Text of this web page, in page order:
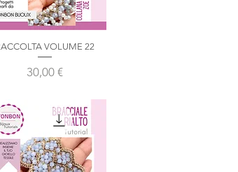
Vista rapidaVOLUME 22
Prezzo
30,00 €